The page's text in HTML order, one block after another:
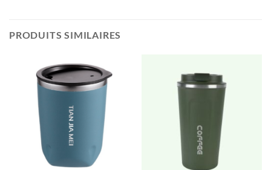
PRODUITS SIMILAIRES